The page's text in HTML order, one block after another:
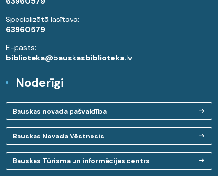
Specializētā lasītava:
63960579
E-pasts:
biblioteka@bauskasbiblioteka.lv
Noderīgi
Bauskas novada pašvaldība
Bauskas Novada Vēstnesis
Bauskas Tūrisma un informācijas centrs